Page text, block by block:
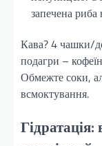
запечена риба
Кава? 4 чашки/
подагри –
Обмежте соки,
всмоктування.